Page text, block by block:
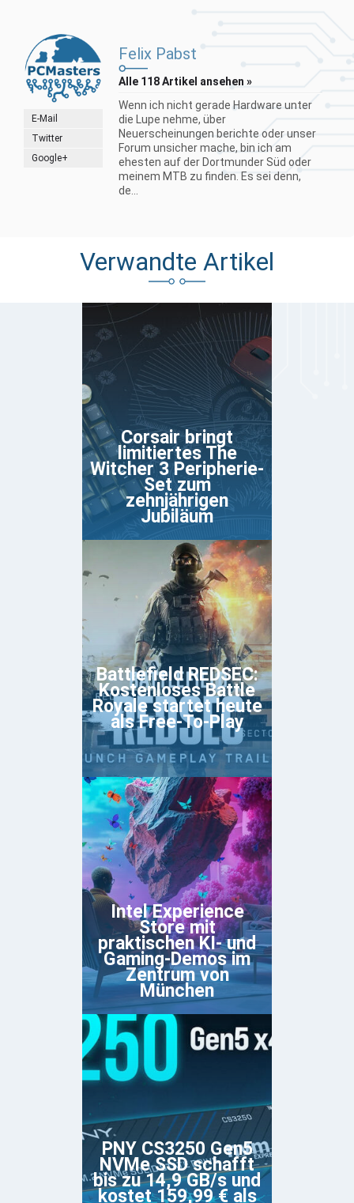
E-Mail
Twitter
Google+
Felix Pabst
Alle 118 Artikel ansehen »
Wenn ich nicht gerade Hardware unter
die Lupe nehme, über
Neuerscheinungen berichte oder unser
Forum unsicher mache, bin ich am
ehesten auf der Dortmunder Süd oder
meinem MTB zu finden. Es sei denn,
de...
Verwandte Artikel
Corsair bringt
limitiertes The
Witcher 3 Peripherie-
Set zum
zehnjährigen
Jubiläum
Battlefield REDSEC:
Kostenloses Battle
Royale startet heute
als Free-To-Play
Intel Experience
Store mit
praktischen KI- und
Gaming-Demos im
Zentrum von
München
PNY CS3250 Gen5
NVMe SSD schafft
bis zu 14,9 GB/s und
kostet 159,99 € als